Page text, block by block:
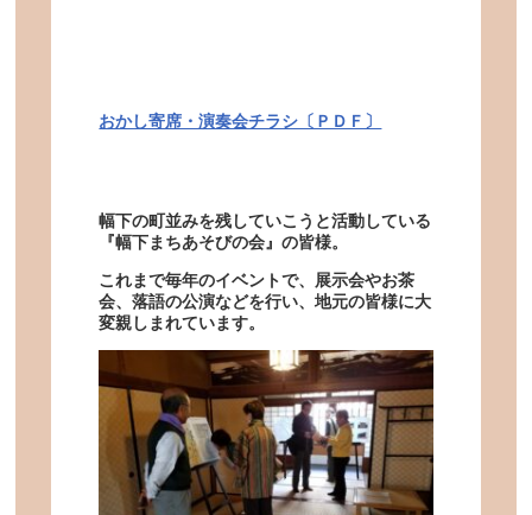
おかし寄席・演奏会チラシ〔ＰＤＦ〕
幅下の町並みを残していこうと活動している
『幅下まちあそびの会』の皆様。
これまで毎年のイベントで、展示会やお茶
会、落語の公演などを行い、地元の皆様に大
変親しまれています。